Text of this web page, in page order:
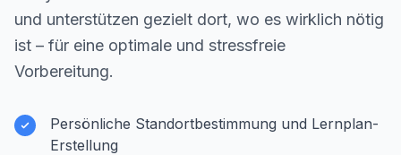
und unterstützen gezielt dort, wo es wirklich nötig
ist – für eine optimale und stressfreie
Vorbereitung.
Persönliche Standortbestimmung und Lernplan-
Erstellung